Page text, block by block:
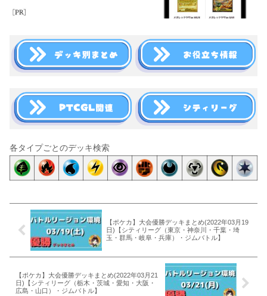
各タイプごとのデッキ検索
【ポケカ】大会優勝デッキまとめ(2022年03月19
日)【シティリーグ（東京・神奈川・千葉・埼
玉・群馬・岐阜・兵庫）・ジムバトル】
【ポケカ】大会優勝デッキまとめ(2022年03月21
日)【シティリーグ（栃木・茨城・愛知・大阪・
広島・山口）・ジムバトル】